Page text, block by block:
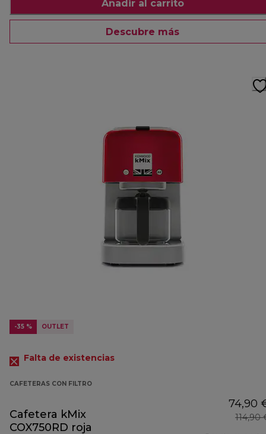
Añadir al carrito
Descubre más
-35 % OUTLET
Falta de existencias
CAFETERAS CON FILTRO
Cafetera kMix
COX750RD roja
74,90
114,90